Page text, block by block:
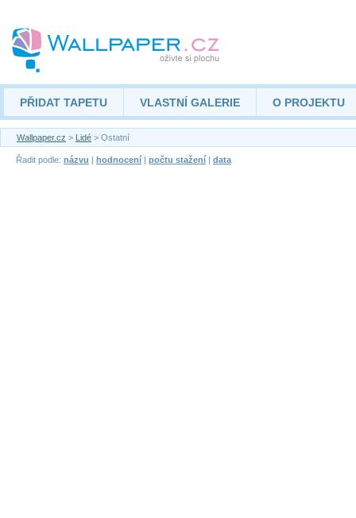
PŘIDAT TAPETU VLASTNÍ GALERIE O PROJEKTU
Wallpaper.cz > Lidé > Ostatní
Řadit podle: názvu | hodnocení | počtu stažení | data